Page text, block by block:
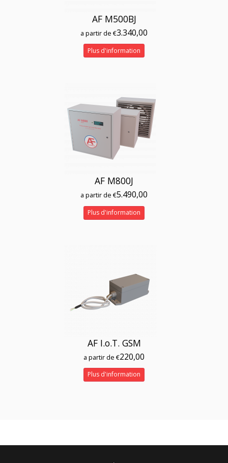
AF M500BJ
a partir de €3.340,00
Plus d'information
AF M800J
a partir de €5.490,00
Plus d'information
AF I.o.T. GSM
a partir de €220,00
Plus d'information